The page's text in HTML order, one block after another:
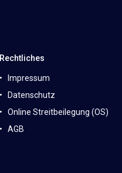
Rechtliches
Impressum
Datenschutz
Online Streitbeilegung (OS)
AGB